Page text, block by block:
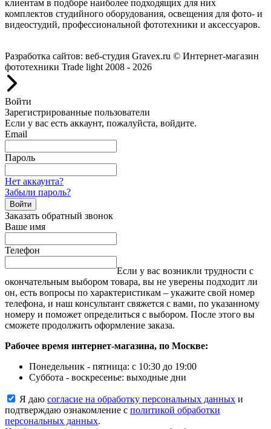
клиентам в подборе наиболее подходящих для них
комплектов студийного оборудования, освещения для фото- и
видеостудий, профессиональной фототехники и аксессуаров.
Разработка сайтов: веб-студия Gravex.ru © Интернет-магазин
фототехники Trade light 2008 - 2026
Войти
Зарегистрированные пользователи
Если у вас есть аккаунт, пожалуйста, войдите.
Email
Пароль
Нет аккаунта?
Забыли пароль?
Войти
Заказать обратный звонок
Ваше имя
Телефон
Если у вас возникли трудности с
окончательным выбором товара, вы не уверены подходит ли
он, есть вопросы по характеристикам – укажите свой номер
телефона, и наш консультант свяжется с вами, по указанному
номеру и поможет определиться с выбором. После этого вы
сможете продолжить оформление заказа.
Рабочее время интернет-магазина, по Москве:
Понедельник - пятница: с 10:30 до 19:00
Суббота - воскресенье: выходные дни
Я даю согласие на обработку персональных данных и
подтверждаю ознакомление с политикой обработки
персональных данных.